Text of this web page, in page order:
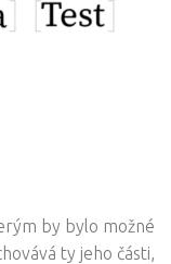
by bylo možné
ty jeho části,